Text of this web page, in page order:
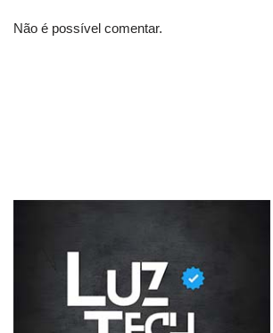
Não é possível comentar.